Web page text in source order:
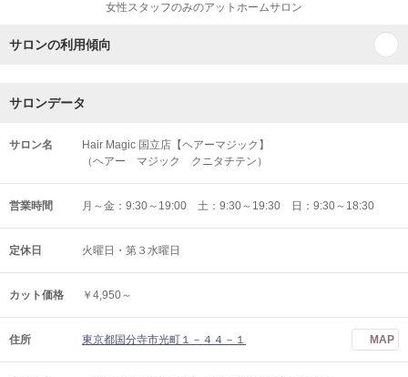
女性スタッフのみのアットホームサロン
サロンの利用傾向
サロンデータ
サロン名
Hair Magic 国立店【ヘアーマジック】
（ヘアー マジック クニタチテン）
営業時間 月～金：9:30～19:00 土：9:30～19:30 日：9:30～18:30
定休日 火曜日・第３水曜日
カット価格 ￥4,950～
住所 東京都国分寺市光町１－４４－１ MAP